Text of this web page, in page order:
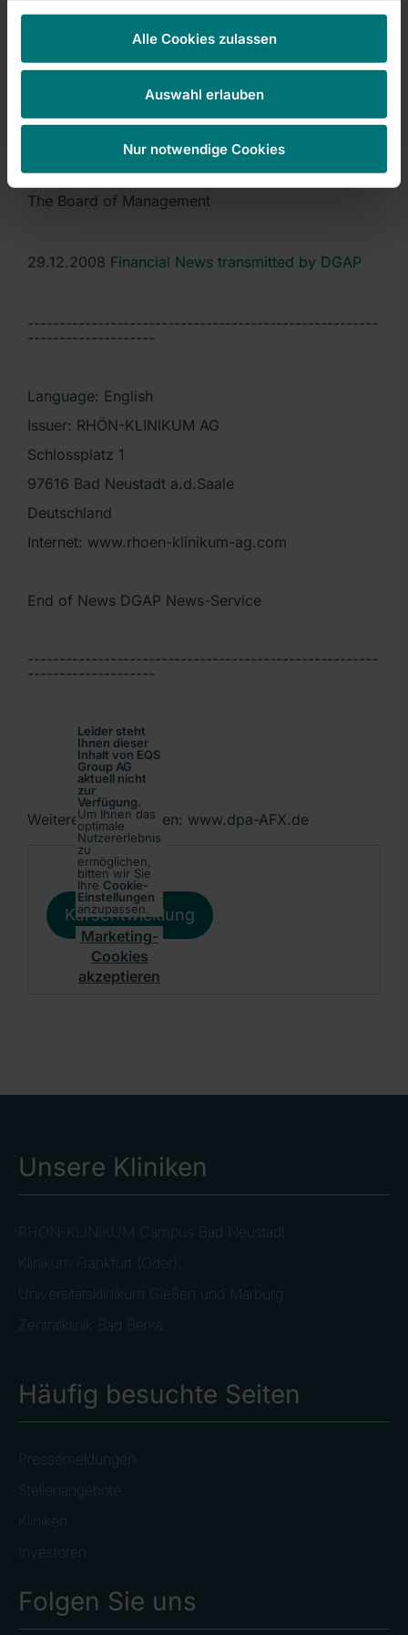
Alle Cookies zulassen
Auswahl erlauben
Nur notwendige Cookies
(equivalent to 2,972,035 voting
rights) are entirely attributable to Artio Global
Bad Neustadt a.d.Saale, December 2008
The Board of Management
29.12.2008 Financial News transmitted by DGAP
-------------------------------------------------------
--------------------
Language: English
Issuer: RHÖN-KLINIKUM AG
Schlossplatz 1
97616 Bad Neustadt a.d.Saale
Deutschland
Internet: www.rhoen-klinikum-ag.com
End of News DGAP News-Service
-------------------------------------------------------
--------------------
Weitere Informationen: www.dpa-AFX.de
Leider steht
Ihnen dieser
Inhalt von EQS
Group AG
aktuell nicht
zur
Verfügung.
Um Ihnen das
optimale
Nutzererlebnis
zu
ermöglichen,
bitten wir Sie
Ihre Cookie-
Einstellungen
anzupassen.
Marketing-
Cookies
akzeptieren
Kursentwicklung
Unsere Kliniken
RHÖN-KLINIKUM Campus Bad Neustadt
Klinikum Frankfurt (Oder)
Universitätsklinikum Gießen und Marburg
Zentralklinik Bad Berka
Häufig besuchte Seiten
Pressemeldungen
Stellenangebote
Kliniken
Investoren
Folgen Sie uns